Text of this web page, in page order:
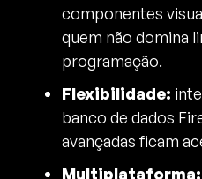
componentes
quem não domina
programação.
Flexibilidade:
banco de dados
avançadas ficam
Multiplataforma: